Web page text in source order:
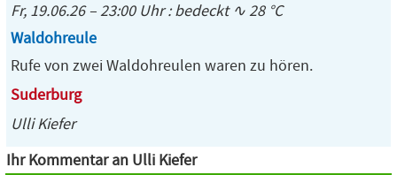
Fr, 19.06.26 – 23:00 Uhr : bedeckt ∿ 28 °C
Waldohreule
Rufe von zwei Waldohreulen waren zu hören.
Suderburg
Ulli Kiefer
Ihr Kommentar an Ulli Kiefer